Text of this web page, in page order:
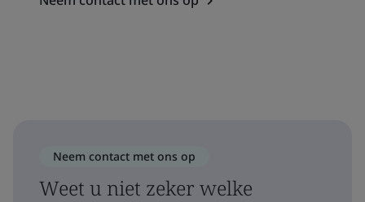
Neem contact met ons op
Weet u niet zeker welke